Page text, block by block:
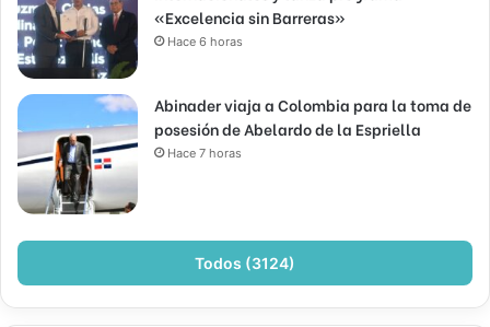
«Excelencia sin Barreras»
Hace 6 horas
Abinader viaja a Colombia para la toma de
posesión de Abelardo de la Espriella
Hace 7 horas
Todos (3124)